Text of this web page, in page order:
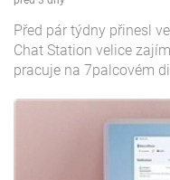
Před pár týdny přinesl
Chat Station velice
pracuje na 7palcovém